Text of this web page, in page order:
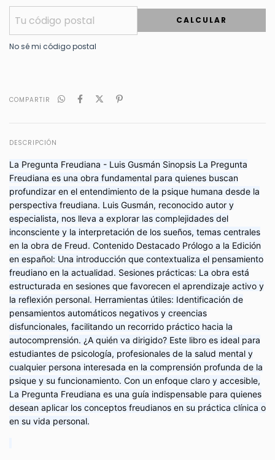
CALCULAR
No sé mi código postal
COMPARTIR
DESCRIPCIÓN
La Pregunta Freudiana - Luis Gusmán Sinopsis La Pregunta
Freudiana es una obra fundamental para quienes buscan
profundizar en el entendimiento de la psique humana desde la
perspectiva freudiana. Luis Gusmán, reconocido autor y
especialista, nos lleva a explorar las complejidades del
inconsciente y la interpretación de los sueños, temas centrales
en la obra de Freud. Contenido Destacado Prólogo a la Edición
en español: Una introducción que contextualiza el pensamiento
freudiano en la actualidad. Sesiones prácticas: La obra está
estructurada en sesiones que favorecen el aprendizaje activo y
la reflexión personal. Herramientas útiles: Identificación de
pensamientos automáticos negativos y creencias
disfuncionales, facilitando un recorrido práctico hacia la
autocomprensión. ¿A quién va dirigido? Este libro es ideal para
estudiantes de psicología, profesionales de la salud mental y
cualquier persona interesada en la comprensión profunda de la
psique y su funcionamiento. Con un enfoque claro y accesible,
La Pregunta Freudiana es una guía indispensable para quienes
desean aplicar los conceptos freudianos en su práctica clínica o
en su vida personal.